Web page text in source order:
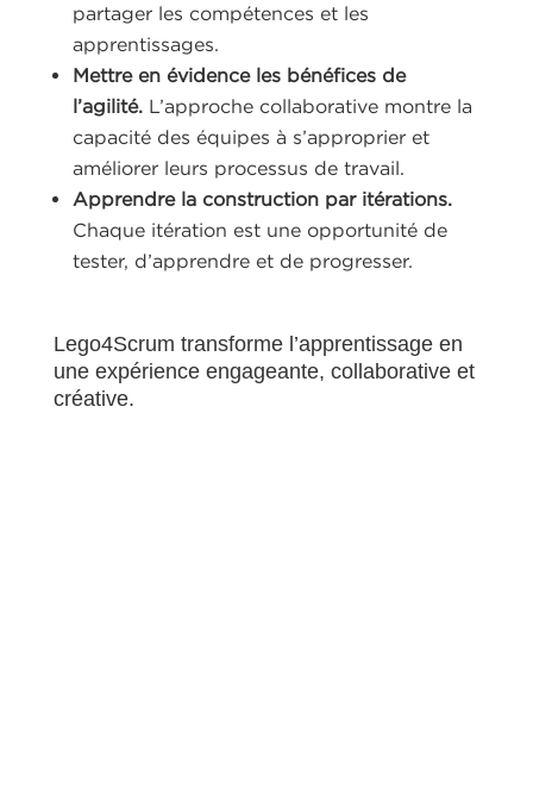
partager les compétences et les
apprentissages.
Mettre en évidence les bénéfices de
l’agilité. L’approche collaborative montre la
capacité des équipes à s’approprier et
améliorer leurs processus de travail.
Apprendre la construction par itérations.
Chaque itération est une opportunité de
tester, d’apprendre et de progresser.
Lego4Scrum transforme l’apprentissage en
une expérience engageante, collaborative et
créative.